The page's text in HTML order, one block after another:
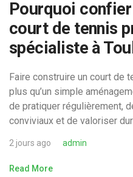
Pourquoi
court de tennis
spécialiste à
Faire construire un court de
plus qu’un simple
de pratiquer régulièrement,
conviviaux et de valoriser
2 jours ago admin
Read More